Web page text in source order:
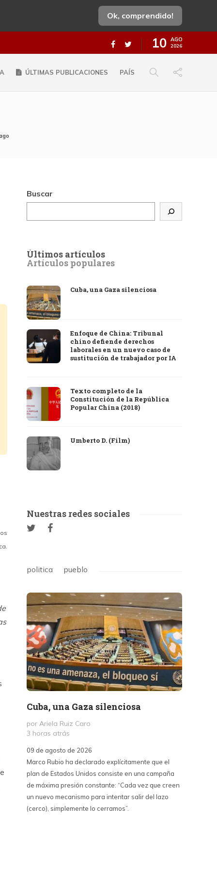
Ok, comprendido!
10 AGO
2026
ÚLTIMAS PUBLICACIONES PAÍS
Buscar
Últimos artículos
Artículos populares
Cuba, una Gaza silenciosa
Enfoque de China: Tribunal
chino defiende derechos
laborales en un nuevo caso de
sustitución de trabajador por IA
Texto completo de la
Constitución de la República
Popular China (2018)
Umberto D. (Film)
Nuestras redes sociales
politica pueblo
Cuba, una Gaza silenciosa
por Ariela Ruiz Caro
3 horas atrás
09 de agosto de 2026
Marco Rubio ha declarado explícitamente que el
plan de Estados Unidos consiste en una campaña
de máxima presión constante: “Cada vez que creen
un nuevo mecanismo para intentar salir del lazo
(cerco), simplemente lo cerramos”.